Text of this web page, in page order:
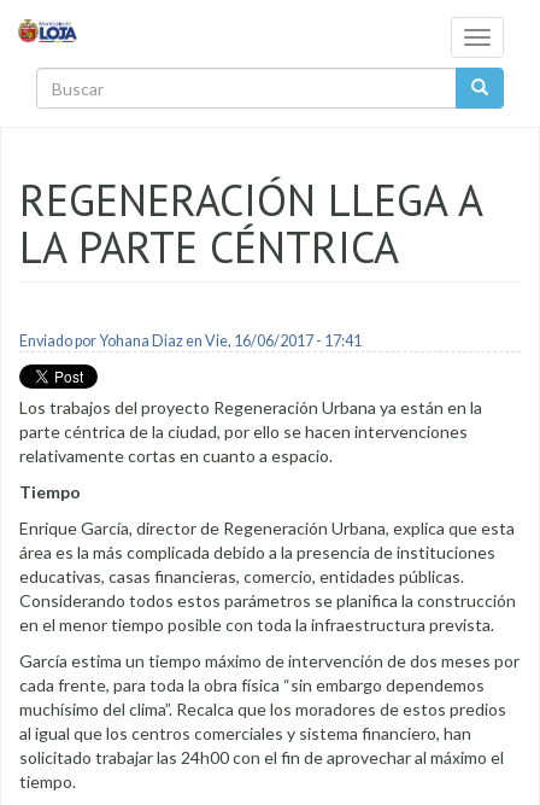
Toggle
REGENERACIÓN LLEGA A
LA PARTE CÉNTRICA
Enviado porYohana Diazen Vie, 16/06/2017 - 17:41
Los trabajos del proyecto Regeneración Urbana ya están en la
parte céntrica de la ciudad, por ello se hacen intervenciones
relativamente cortas en cuanto a espacio.
Tiempo
Enrique García, director de Regeneración Urbana, explica que esta
área es la más complicada debido a la presencia de instituciones
educativas, casas financieras, comercio, entidades públicas.
Considerando todos estos parámetros se planifica la construcción
en el menor tiempo posible con toda la infraestructura prevista.
García estima un tiempo máximo de intervención de dos meses por
cada frente, para toda la obra física “sin embargo dependemos
muchísimo del clima”. Recalca que los moradores de estos predios
al igual que los centros comerciales y sistema financiero, han
solicitado trabajar las 24h00 con el fin de aprovechar al máximo el
tiempo.